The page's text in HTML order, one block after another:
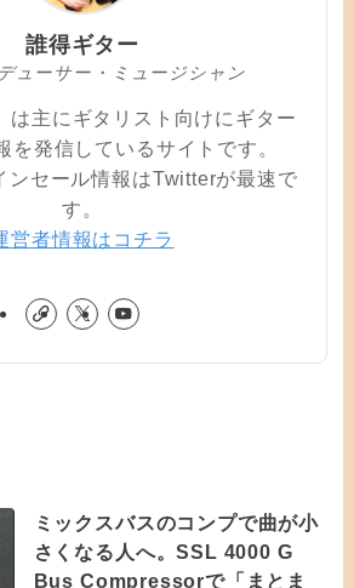
誰得ギター
ューサー・ミュージシャン
は主にギタリスト向けにギター
を発信しているサイトです。
ンセール情報はTwitterが最速で
す。
営者情報はコチラ
ミックスバスのコンプで曲が小
さくなる人へ。SSL 4000 G
Bus Compressorで「まとま